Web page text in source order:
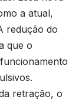
a atual,
redução do
que o
retração, o